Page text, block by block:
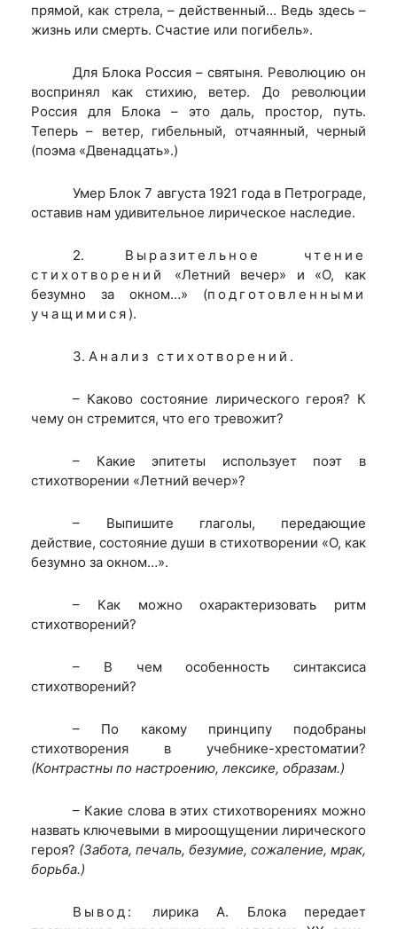
прямой, как стрела, – действенный… Ведь здесь –
жизнь или смерть. Счастие или погибель».
Для Блока Россия – святыня. Революцию он
воспринял как стихию, ветер. До революции
Россия для Блока – это даль, простор, путь.
Теперь – ветер, гибельный, отчаянный, черный
(поэма «Двенадцать».)
Умер Блок 7 августа 1921 года в Петрограде,
оставив нам удивительное лирическое наследие.
2. Выразительное чтение
стихотворений
«Летний вечер» и «О, как
безумно за окном…» (подготовленными
учащимися ).
3.Анализ стихотворений.
– Каково состояние лирического героя? К
чему он стремится, что его тревожит?
– Какие эпитеты использует поэт в
стихотворении «Летний вечер»?
– Выпишите глаголы, передающие
действие, состояние души в стихотворении «О, как
безумно за окном…».
– Как можно охарактеризовать ритм
стихотворений?
– В чем особенность синтаксиса
стихотворений?
– По какому принципу подобраны
стихотворения в учебнике-хрестоматии?
(Контрастны по настроению, лексике, образам.)
– Какие слова в этих стихотворениях можно
назвать ключевыми в мироощущении лирического
героя? (Забота, печаль, безумие, сожаление, мрак,
борьба.)
Вывод:
лирика А. Блока передает